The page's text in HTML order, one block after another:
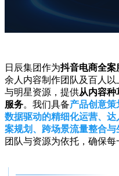
日辰集团作为抖音电商全案
余人内容制作团队及百人
与明星资源，提供从内容
服务。我们具备产品创意策
数据驱动的精细化运营、
案规划、跨场景流量整合与
团队与资源为依托，确保每